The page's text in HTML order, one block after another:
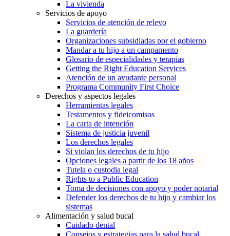
La vivienda
Servicios de apoyo
Servicios de atención de relevo
La guardería
Organizaciones subsidiadas por el gobierno
Mandar a tu hijo a un campamento
Glosario de especialidades y terapias
Getting the Right Education Services
Atención de un ayudante personal
Programa Community First Choice
Derechos y aspectos legales
Herramientas legales
Testamentos y fideicomisos
La carta de intención
Sistema de justicia juvenil
Los derechos legales
Si violan los derechos de tu hijo
Opciones legales a partir de los 18 años
Tutela o custodia legal
Rights to a Public Education
Toma de decisiones con apoyo y poder notarial
Defender los derechos de tu hijo y cambiar los
sistemas
Alimentación y salud bucal
Cuidado dental
Consejos y estrategias para la salud bucal